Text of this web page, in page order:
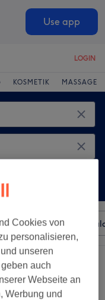
Use app
LOGIN
KOSMETIK MASSAGE
Besonderheiten
Büdingen, Hessen
Cookies von
personalisieren,
unseren
auch
Webseite an
Werbung und